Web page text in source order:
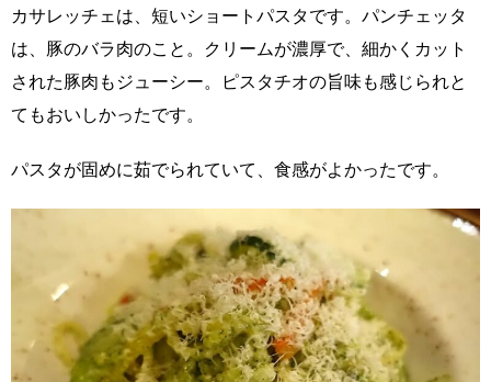
カサレッチェは、短いショートパスタです。パンチェッタ
は、豚のバラ肉のこと。クリームが濃厚で、細かくカット
された豚肉もジューシー。ピスタチオの旨味も感じられと
てもおいしかったです。
パスタが固めに茹でられていて、食感がよかったです。